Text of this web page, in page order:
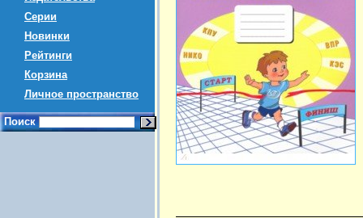
Серии
Новинки
Рейтинги
Корзина
Личное пространство
Поиск